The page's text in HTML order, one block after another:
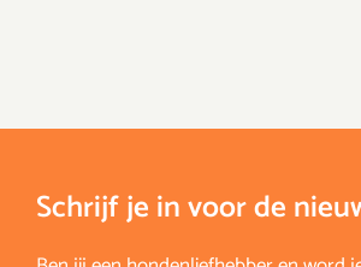
Schrijf je in voor de